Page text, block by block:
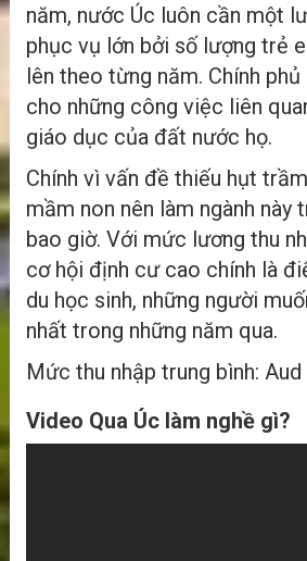
năm, nước Úc luôn cần một
phục vụ lớn bởi số lượng trẻ
lên theo từng năm. Chính
cho những công việc liên
giáo dục của đất nước họ.
Chính vì vấn đề thiếu hụt
mầm non nên làm ngành này
bao giờ. Với mức lương thu
cơ hội định cư cao chính là
du học sinh, những người
nhất trong những năm qua.
Mức thu nhập trung bình:
Video Qua Úc làm nghề gì?